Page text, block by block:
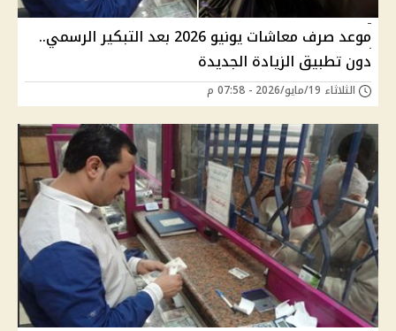
موعد صرف معاشات يونيو 2026 بعد التبكير الرسمي..
دون تطبيق الزيادة الجديدة
الثلاثاء 19/مايو/2026 - 07:58 م